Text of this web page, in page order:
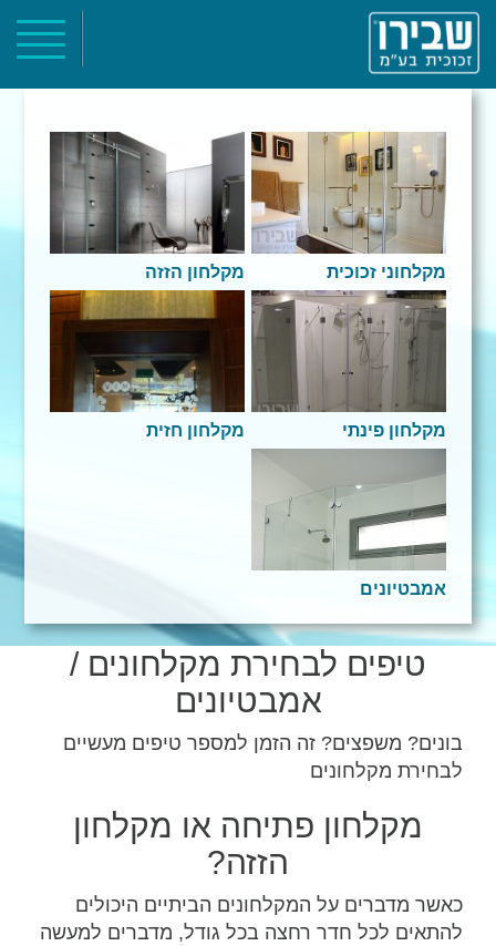
ראשי
קטלוג מוצרים
פרוייקטים
צור קשר
מקלחוני זכוכית מקלחון הזזה
מקלחון פינתי מקלחון חזית
אמבטיונים
טיפים לבחירת מקלחונים /
אמבטיונים
בונים? משפצים? זה הזמן למספר טיפים מעשיים
לבחירת מקלחונים
מקלחון פתיחה או מקלחון
הזזה?
כאשר מדברים על המקלחונים הביתיים היכולים
להתאים לכל חדר רחצה בכל גודל, מדברים למעשה